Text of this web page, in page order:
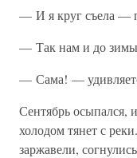
— И я круг съела —
— Так нам и до зимы
— Сама! —
Сентябрь осыпался,
холодом тянет с
заржавели,